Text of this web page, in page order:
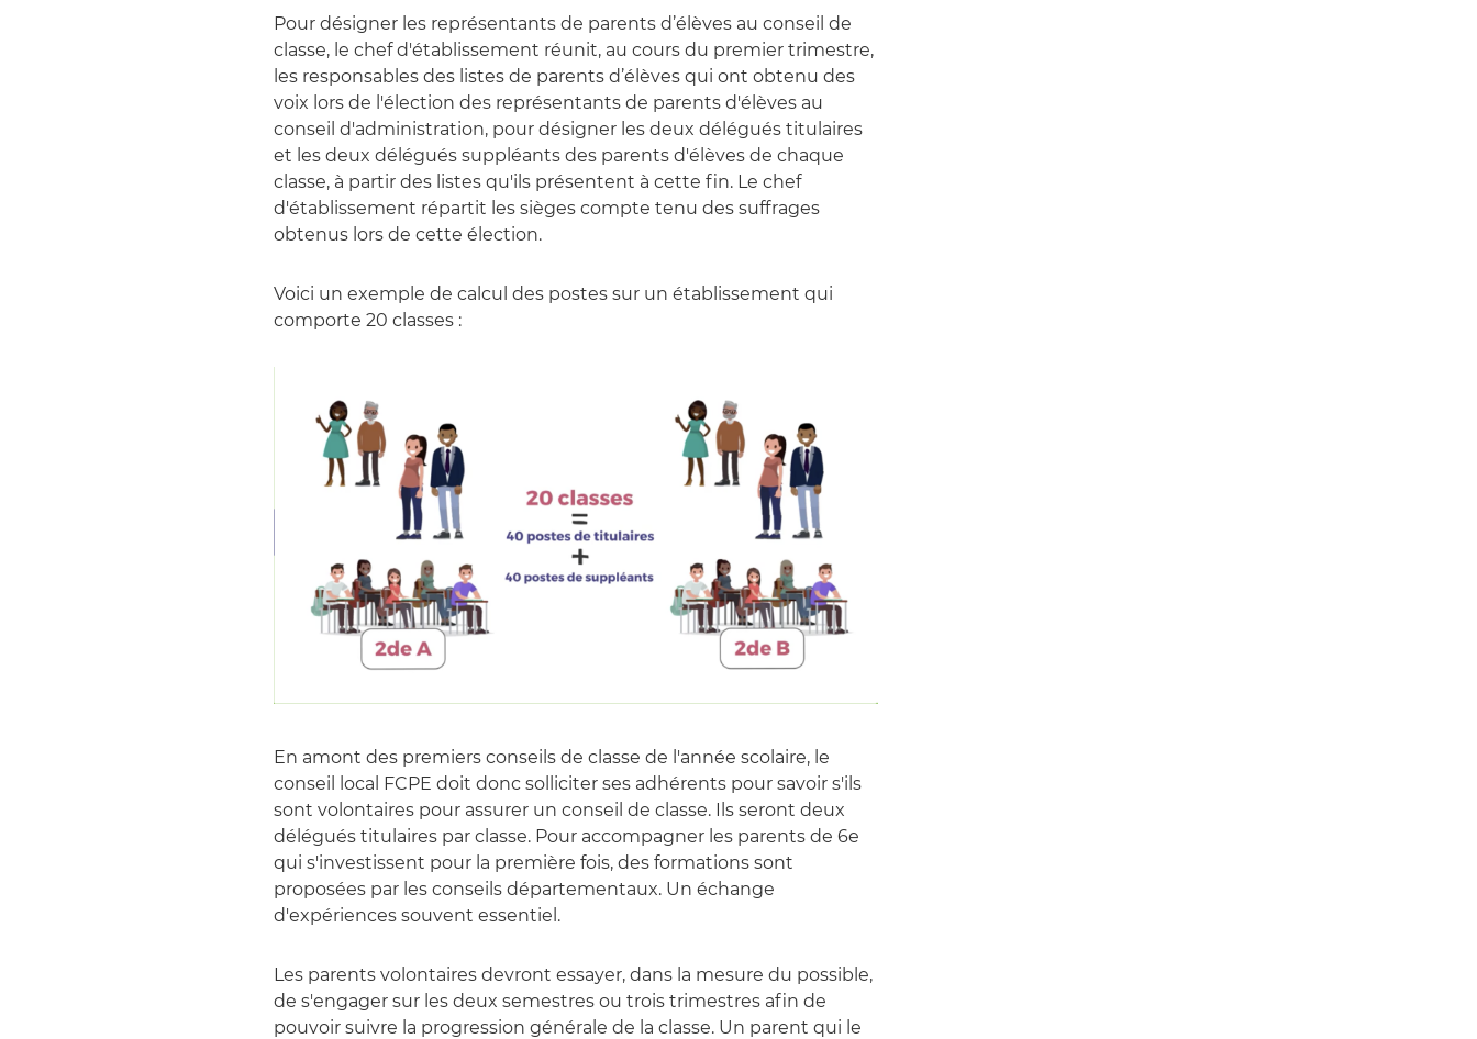
Pour désigner les représentants de parents d’élèves au conseil de
classe, le chef d'établissement réunit, au cours du premier trimestre,
les responsables des listes de parents d’élèves qui ont obtenu des
voix lors de l'élection des représentants de parents d'élèves au
conseil d'administration, pour désigner les deux délégués titulaires
et les deux délégués suppléants des parents d'élèves de chaque
classe, à partir des listes qu'ils présentent à cette fin. Le chef
d'établissement répartit les sièges compte tenu des suffrages
obtenus lors de cette élection.
Voici un exemple de calcul des postes sur un établissement qui
comporte 20 classes :
En amont des premiers conseils de classe de l'année scolaire, le
conseil local FCPE doit donc solliciter ses adhérents pour savoir s'ils
sont volontaires pour assurer un conseil de classe. Ils seront deux
délégués titulaires par classe. Pour accompagner les parents de 6e
qui s'investissent pour la première fois, des formations sont
proposées par les conseils départementaux. Un échange
d'expériences souvent essentiel.
Les parents volontaires devront essayer, dans la mesure du possible,
de s'engager sur les deux semestres ou trois trimestres afin de
pouvoir suivre la progression générale de la classe. Un parent qui le